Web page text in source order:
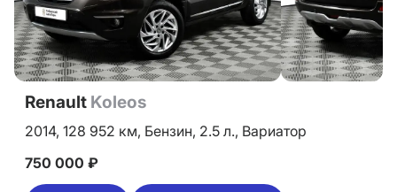
Renault Koleos
2014, 128 952 км, Бензин, 2.5 л., Вариатор
750 000 ₽